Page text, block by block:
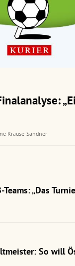
Krause-Sandner
„Das
So will